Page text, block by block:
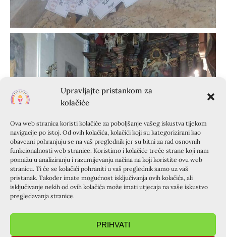
Upravljajte pristankom za
kolačiće
Ova web stranica koristi kolačiće za poboljšanje vašeg iskustva tijekom
navigacije po istoj. Od ovih kolačića, kolačići koji su kategorizirani kao
obavezni pohranjuju se na vaš preglednik jer su bitni za rad osnovnih
funkcionalnosti web stranice. Koristimo i kolačiće treće strane koji nam
pomažu u analiziranju i razumijevanju načina na koji koristite ovu web
stranicu. Ti će se kolačići pohraniti u vaš preglednik samo uz vaš
pristanak. Također imate mogućnost isključivanja ovih kolačića, ali
isključivanje nekih od ovih kolačića može imati utjecaja na vaše iskustvo
pregledavanja stranice.
PRIHVATI